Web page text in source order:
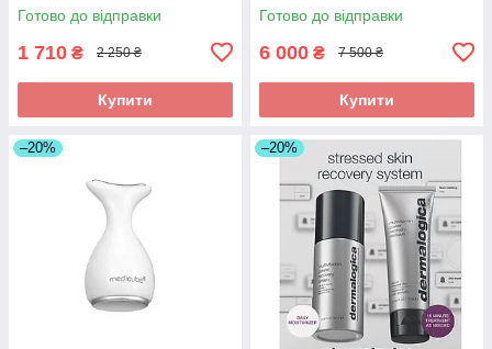
Готово до відправки
1 710 ₴ 2 250 ₴
Купити
Готово до відправки
6 000 ₴ 7 500 ₴
Купити
–20% –20%